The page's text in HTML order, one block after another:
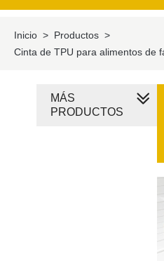
Inicio > Productos >
Cinta de TPU para alimentos de
MÁS
PRODUCTOS